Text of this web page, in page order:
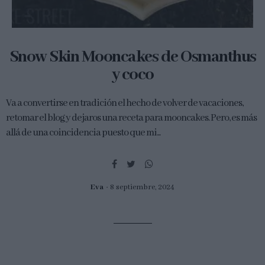
Snow Skin Mooncakes de Osmanthus
y coco
Va a convertirse en tradición el hecho de volver de vacaciones,
retomar el blog y dejaros una receta para mooncakes. Pero, es más
allá de una coincidencia puesto que mi...
Eva 8 septiembre, 2024